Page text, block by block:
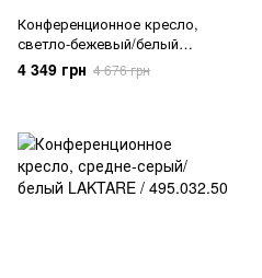
Конференционное кресло,
светло-бежевый/белый
LAKTARE / 895.032.72
4 349 грн 4 676 грн